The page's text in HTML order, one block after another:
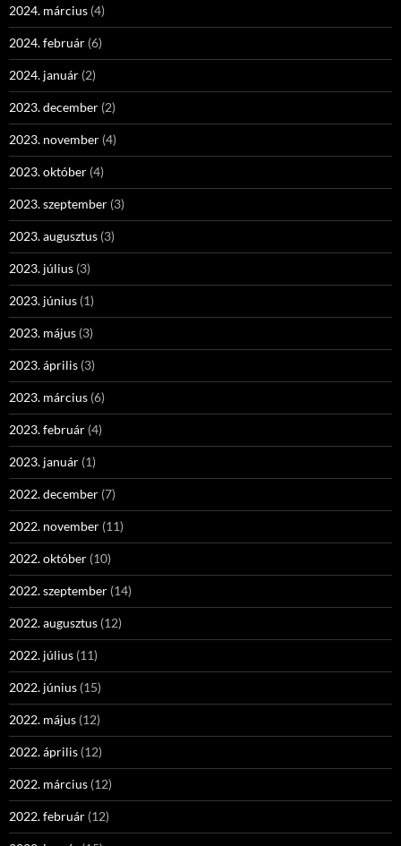
2024. március (4)
2024. február (6)
2024. január (2)
2023. december (2)
2023. november (4)
2023. október (4)
2023. szeptember (3)
2023. augusztus (3)
2023. július (3)
2023. június (1)
2023. május (3)
2023. április (3)
2023. március (6)
2023. február (4)
2023. január (1)
2022. december (7)
2022. november (11)
2022. október (10)
2022. szeptember (14)
2022. augusztus (12)
2022. július (11)
2022. június (15)
2022. május (12)
2022. április (12)
2022. március (12)
2022. február (12)